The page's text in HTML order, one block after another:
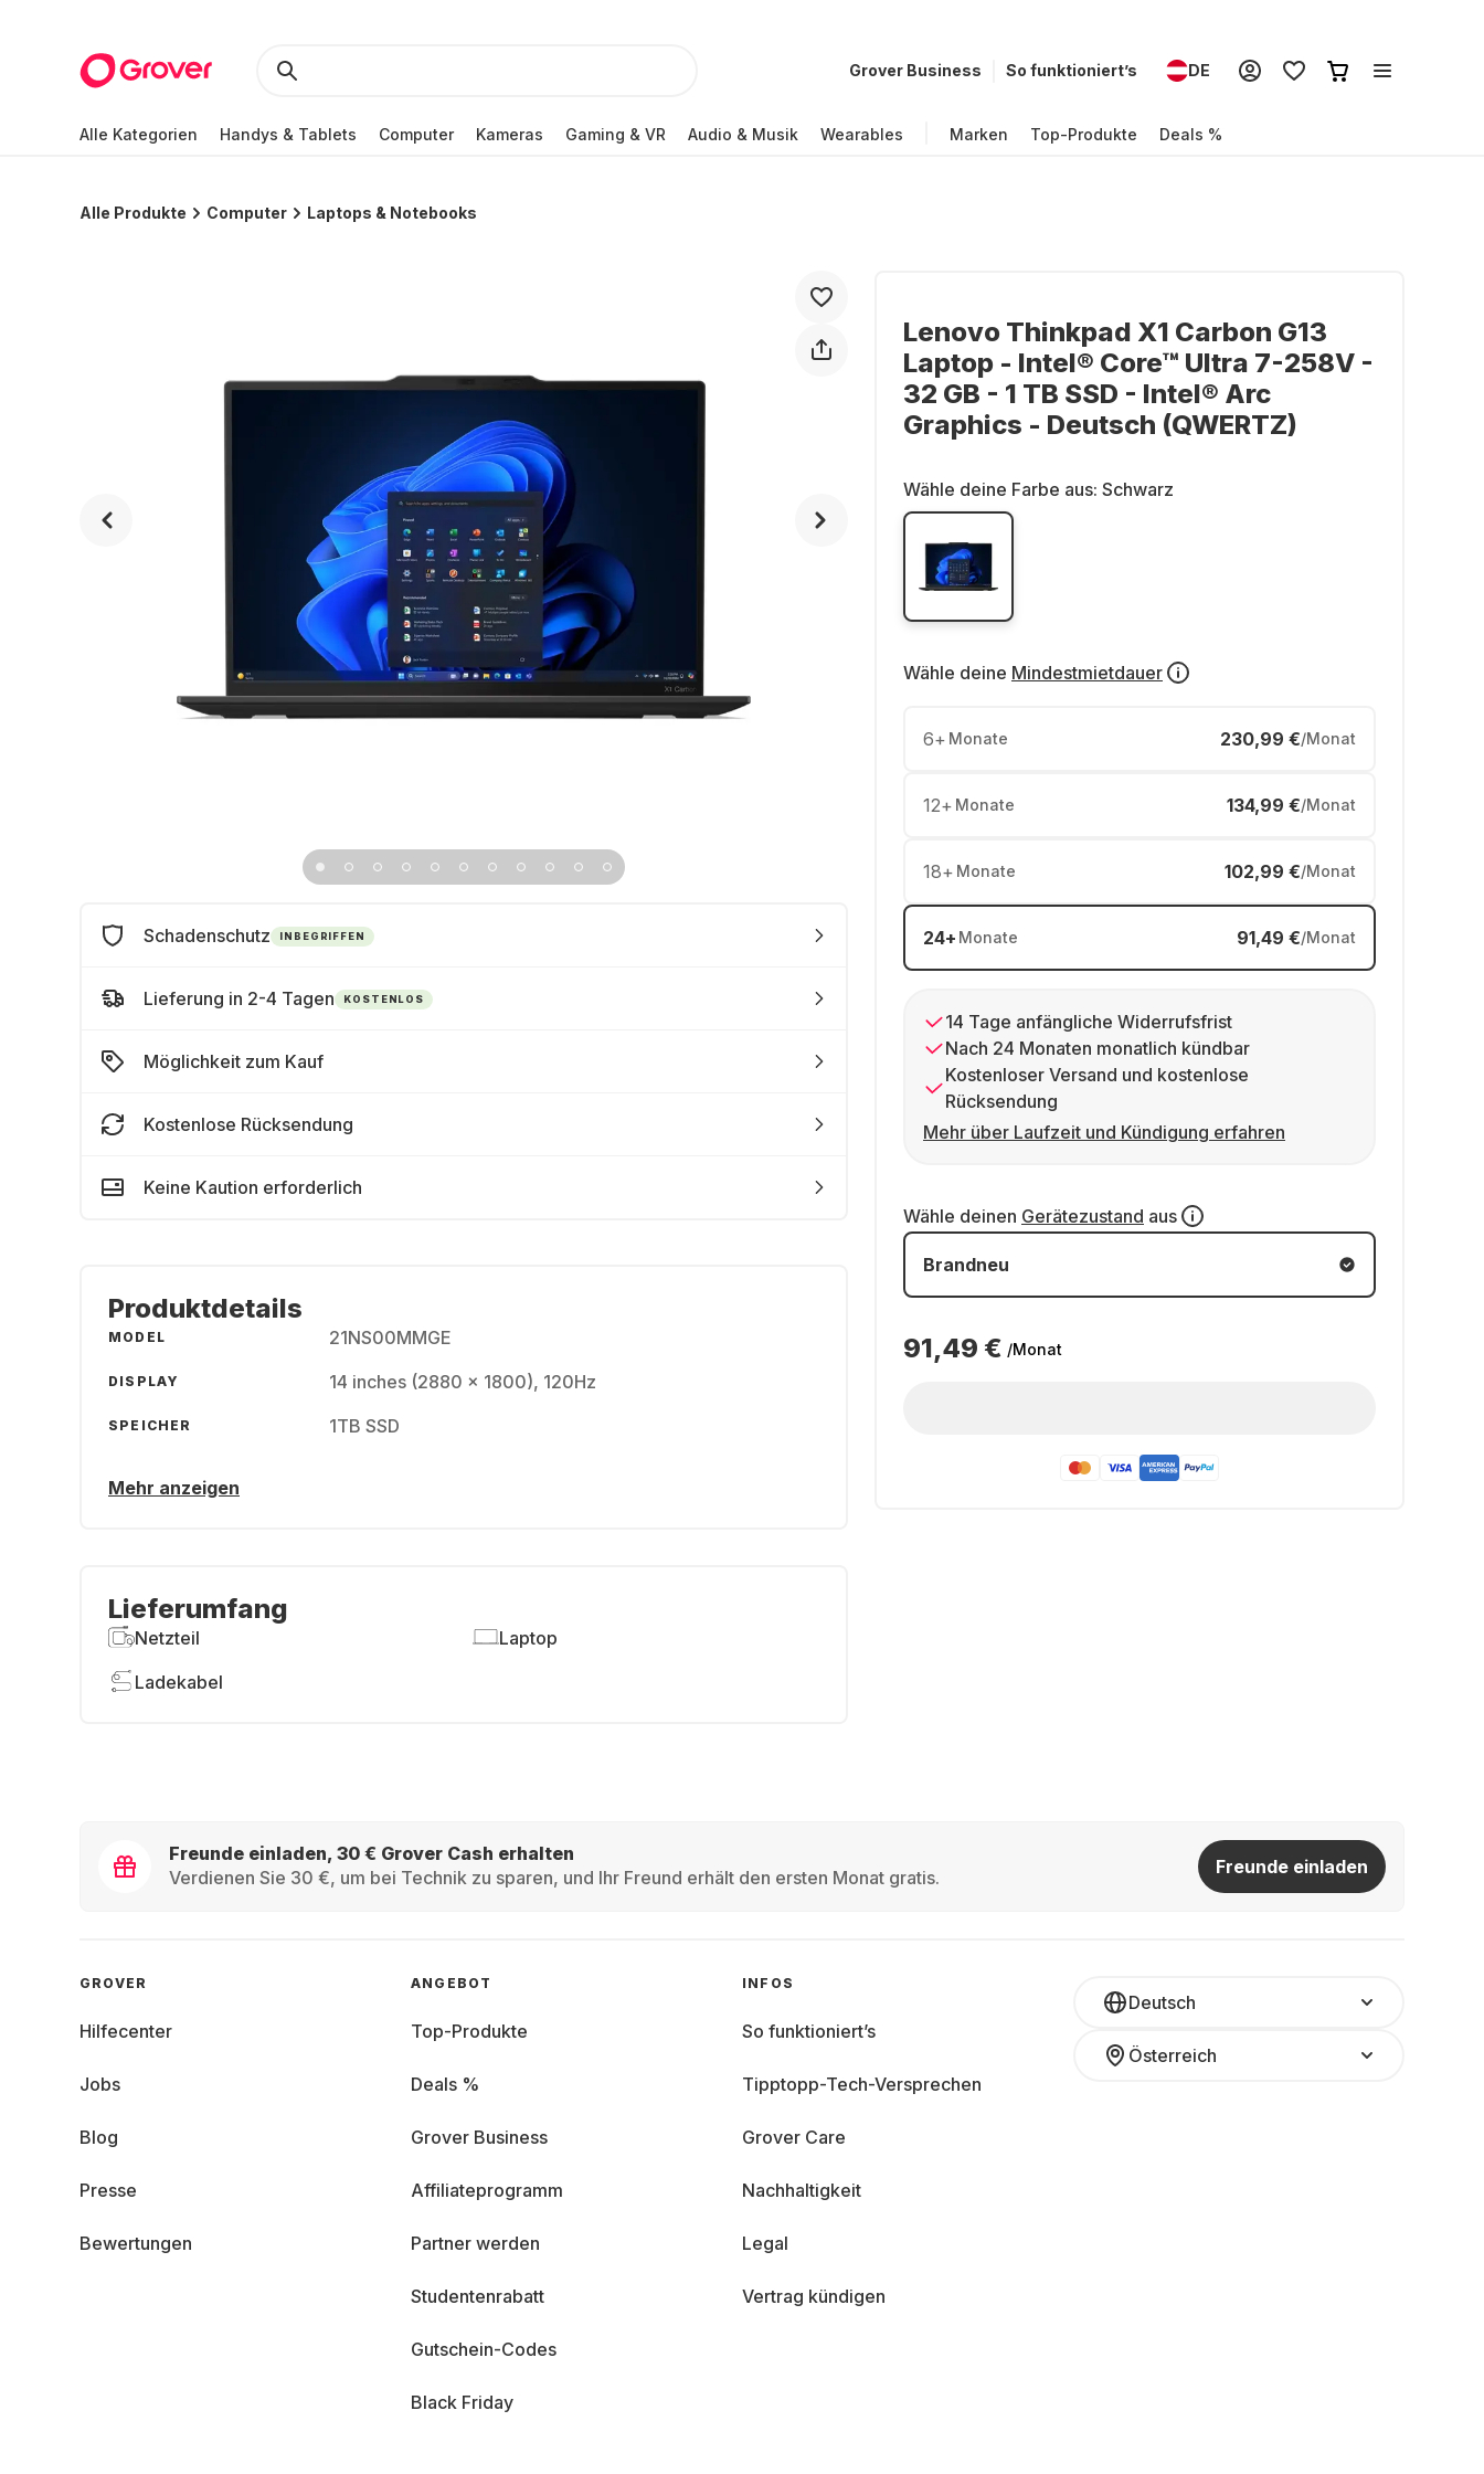
Grover Business So funktioniert’s DE
Alle Kategorien Handys & Tablets Computer Kameras Gaming & VR Audio & Musik Wearables Marken Top-Produkte Deals %
Alle Produkte Computer Laptops & Notebooks
Lenovo Thinkpad X1 Carbon G13
Laptop - Intel® Core™ Ultra 7-258V -
32 GB - 1 TB SSD - Intel® Arc
Graphics - Deutsch (QWERTZ)
Wähle deine Farbe aus: Schwarz
Wähle deine Mindestmietdauer
6+ Monate 230,99 €/Monat
12+ Monate 134,99 €/Monat
18+ Monate 102,99 €/Monat
24+ Monate 91,49 €/Monat
14 Tage anfängliche Widerrufsfrist
Nach 24 Monaten monatlich kündbar
Kostenloser Versand und kostenlose
Rücksendung
Mehr über Laufzeit und Kündigung erfahren
Wähle deinen Gerätezustand aus
Brandneu
91,49 € /Monat
Schadenschutz INBEGRIFFEN
Lieferung in 2-4 Tagen KOSTENLOS
Möglichkeit zum Kauf
Kostenlose Rücksendung
Keine Kaution erforderlich
Produktdetails
MODEL 21NS00MMGE
DISPLAY 14 inches (2880 x 1800), 120Hz
SPEICHER 1TB SSD
Mehr anzeigen
Lieferumfang
Netzteil
Laptop
Ladekabel
Freunde einladen, 30 € Grover Cash erhalten
Verdienen Sie 30 €, um bei Technik zu sparen, und Ihr Freund erhält den ersten Monat gratis.
Freunde einladen
Deutsch
Österreich
GROVER
Hilfecenter
Jobs
Blog
Presse
Bewertungen
ANGEBOT
Top-Produkte
Deals %
Grover Business
Affiliateprogramm
Partner werden
Studentenrabatt
Gutschein-Codes
Black Friday
INFOS
So funktioniert’s
Tipptopp-Tech-Versprechen
Grover Care
Nachhaltigkeit
Legal
Vertrag kündigen